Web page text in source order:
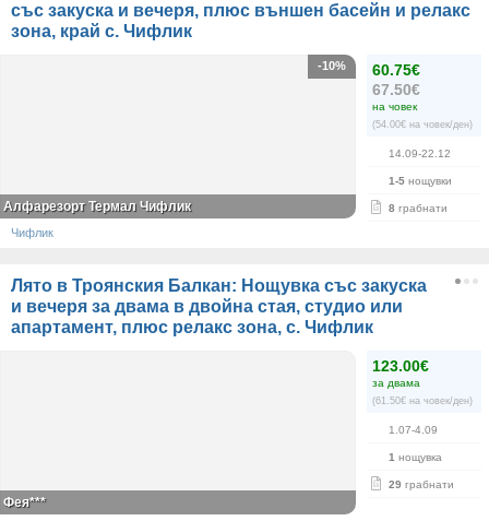
със закуска и вечеря, плюс външен басейн и релакс
зона, край с. Чифлик
60.75€
67.50€
на човек
(54.00€ на човек/ден)
14.09-22.12
1-5 нощувки
8 грабнати
-10%
Алфарезорт Термал Чифлик
Чифлик
Лято в Троянския Балкан: Нощувка със закуска
и вечеря за двама в двойна стая, студио или
апартамент, плюс релакс зона, с. Чифлик
123.00€
за двама
(61.50€ на човек/ден)
1.07-4.09
1 нощувка
29 грабнати
Фея***